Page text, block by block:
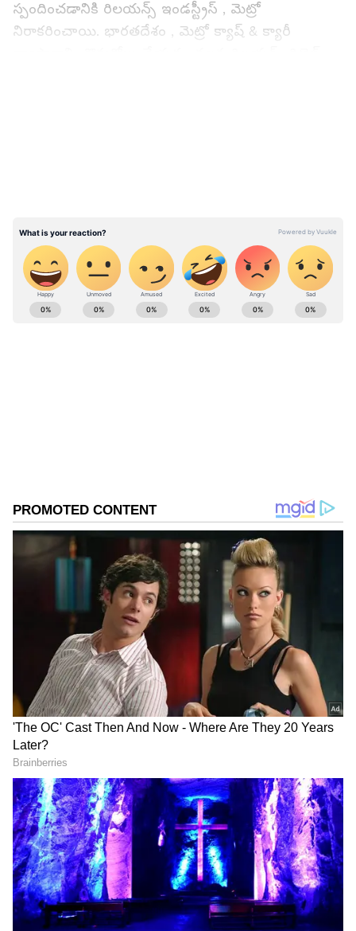
స్పందించడానికి రిలయన్స్ ఇండస్ట్రీస్ , మెట్రో
నిరాకరించాయి. భారతదేశం , మెట్రో క్యాష్ & క్యారీ
కోల్‌కతా, జైపూర్, జలంధర్, అమృత్‌సర్, అహ్మదాబాద్,
సూరత్, ఇండోర్, లక్నో, మీరట్, నాసిక్, ఘజియాబాద్,
తుంకూరు, విజయవాడ, విశాఖపట్నం, గుంటూరు,
హుబ్లీలలో ఒక్కో కేంద్రం ఉంది.
ABOUT THE AUTHOR
DOWNLOAD APP